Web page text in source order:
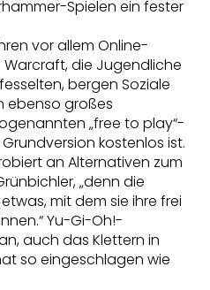
Spielen ein fester
vor allem Online-
Warcraft, die Jugendliche
bergen Soziale
ebenso großes
„free to play“-
kostenlos ist.
an Alternativen zum
„denn die
mit dem sie ihre frei
Yu-Gi-Oh!-
auch das Klettern in
so eingeschlagen wie